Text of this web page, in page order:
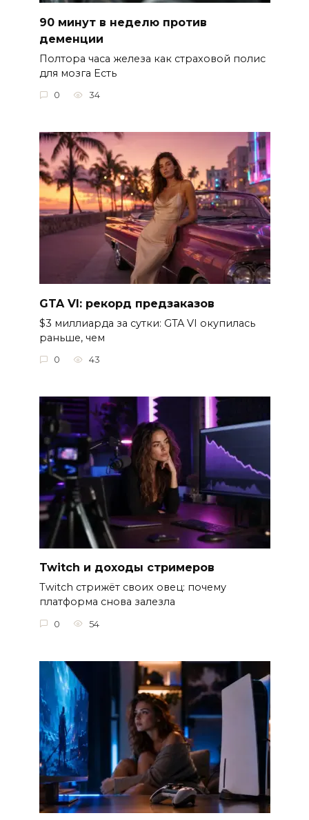
90 минут в неделю против
деменции
Полтора часа железа как страховой полис
для мозга Есть
0 34
GTA VI: рекорд предзаказов
$3 миллиарда за сутки: GTA VI окупилась
раньше, чем
0 43
Twitch и доходы стримеров
Twitch стрижёт своих овец: почему
платформа снова залезла
0 54